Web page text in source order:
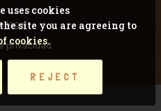
legal
privacidad
uses cookies
site you are agreeing to
cookies.
REJECT